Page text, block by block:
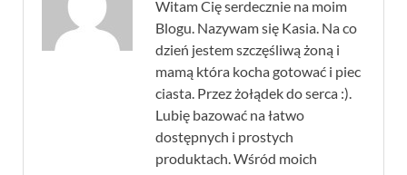
Witam Cię serdecznie na moim
Blogu. Nazywam się Kasia. Na co
dzień jestem szczęśliwą żoną i
mamą która kocha gotować i piec
ciasta. Przez żołądek do serca :).
Lubię bazować na łatwo
dostępnych i prostych
produktach. Wśród moich